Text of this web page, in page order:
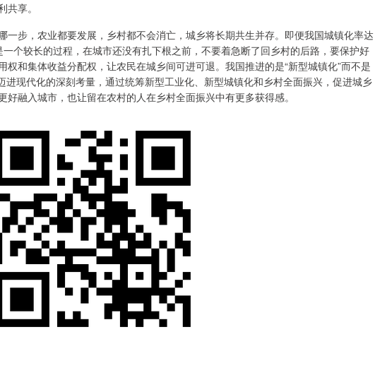
享。
步，农业都要发展，乡村都不会消亡，城乡将长期共生并存。即便我国城镇化率达
个较长的过程，在城市还没有扎下根之前，不要着急断了回乡村的后路，要保护好
和集体收益分配权，让农民在城乡间可进可退。我国推进的是“新型城镇化”而不是
进现代化的深刻考量，通过统筹新型工业化、新型城镇化和乡村全面振兴，促进城乡
融入城市，也让留在农村的人在乡村全面振兴中有更多获得感。